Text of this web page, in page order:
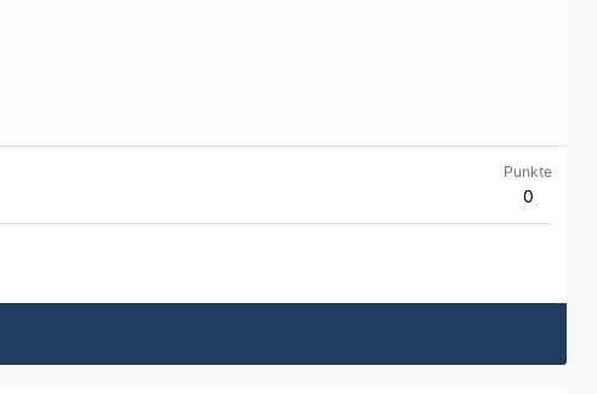
Punkte
0